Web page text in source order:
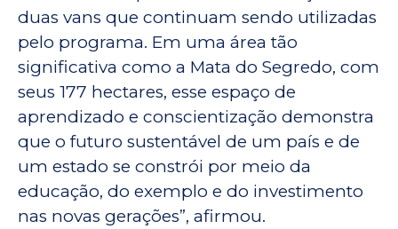
duas vans que continuam sendo utilizadas
pelo programa. Em uma área tão
significativa como a Mata do Segredo, com
seus 177 hectares, esse espaço de
aprendizado e conscientização demonstra
que o futuro sustentável de um país e de
um estado se constrói por meio da
educação, do exemplo e do investimento
nas novas gerações”, afirmou.